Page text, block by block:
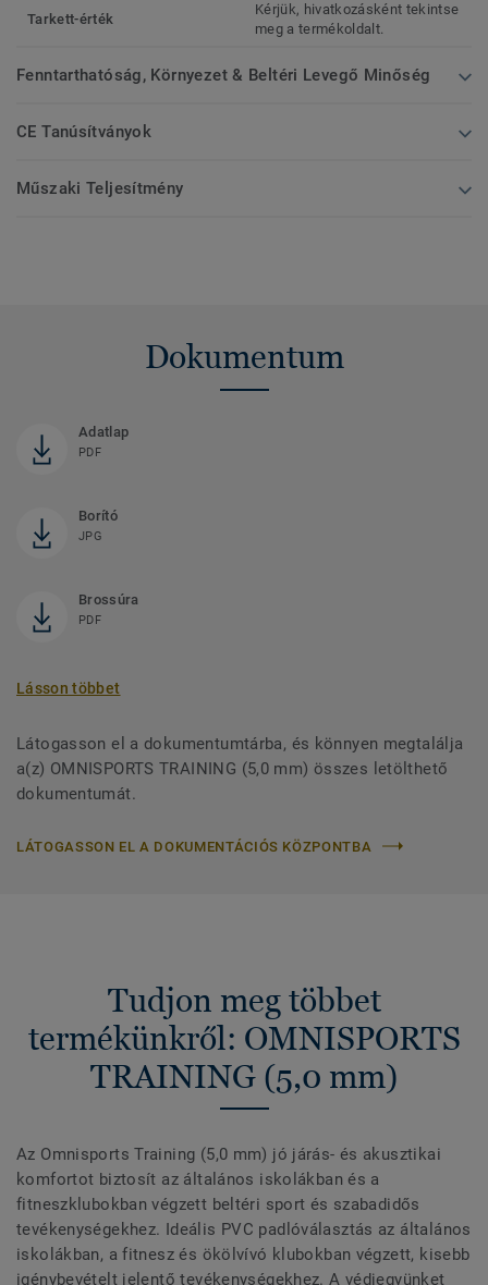
Tarkett-érték
Kérjük, hivatkozásként tekintse
meg a termékoldalt.
Fenntarthatóság, Környezet & Beltéri Levegő Minőség
CE Tanúsítványok
Műszaki Teljesítmény
Dokumentum
Adatlap
PDF
Borító
JPG
Brossúra
PDF
Lásson többet
Látogasson el a dokumentumtárba, és könnyen megtalálja
a(z) OMNISPORTS TRAINING (5,0 mm) összes letölthető
dokumentumát.
LÁTOGASSON EL A DOKUMENTÁCIÓS KÖZPONTBA
Tudjon meg többet
termékünkről: OMNISPORTS
TRAINING (5,0 mm)
Az Omnisports Training (5,0 mm) jó járás- és akusztikai
komfortot biztosít az általános iskolákban és a
fitneszklubokban végzett beltéri sport és szabadidős
tevékenységekhez. Ideális PVC padlóválasztás az általános
iskolákban, a fitnesz és ökölvívó klubokban végzett, kisebb
igénybevételt jelentő tevékenységekhez. A védjegyünket